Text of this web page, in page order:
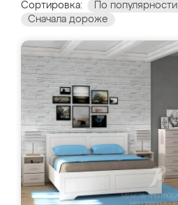
Сортировка: По популярности
Сначала дороже